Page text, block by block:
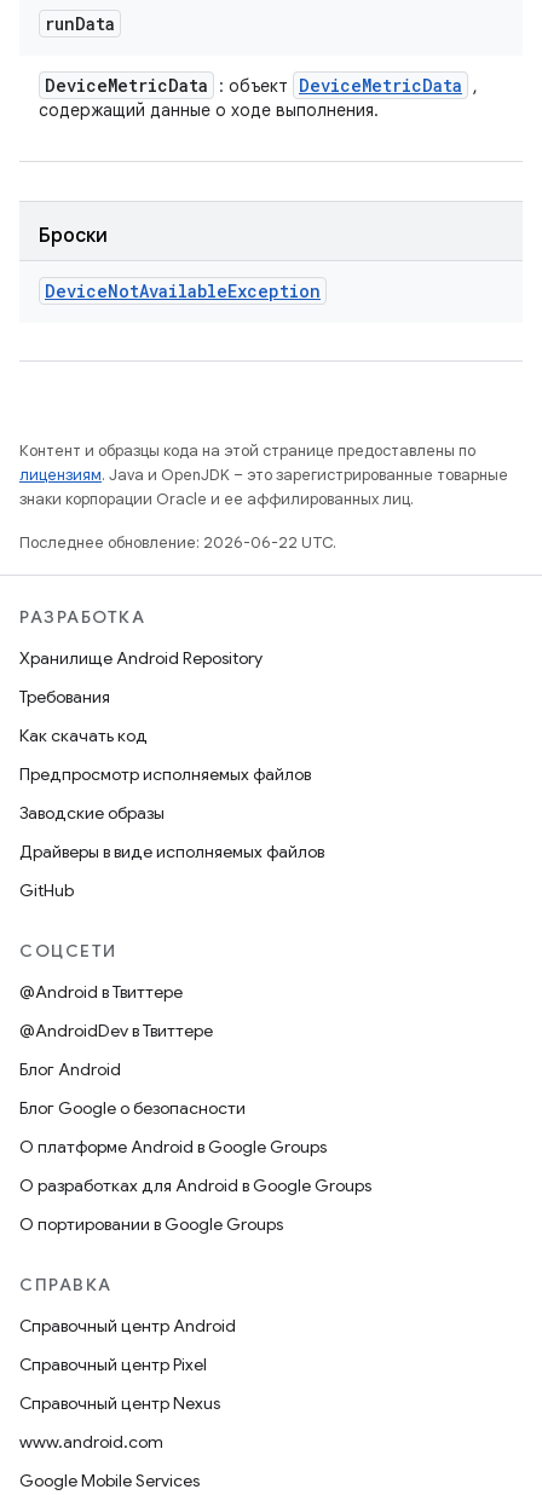
runData
DeviceMetricData : объект DeviceMetricData
,
содержащий данные о ходе выполнения.
Броски
DeviceNotAvailableException
Контент и образцы кода на этой странице предоставлены по
лицензиям. Java и OpenJDK – это зарегистрированные товарные
знаки корпорации Oracle и ее аффилированных лиц.
Последнее обновление: 2026-06-22 UTC.
РАЗРАБОТКА
Хранилище Android Repository
Требования
Как скачать код
Предпросмотр исполняемых файлов
Заводские образы
Драйверы в виде исполняемых файлов
GitHub
СОЦСЕТИ
@Android в Твиттере
@AndroidDev в Твиттере
Блог Android
Блог Google о безопасности
О платформе Android в Google Groups
О разработках для Android в Google Groups
О портировании в Google Groups
СПРАВКА
Справочный центр Android
Справочный центр Pixel
Справочный центр Nexus
www.android.com
Google Mobile Services